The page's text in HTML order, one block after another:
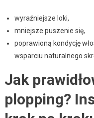
wyraźniejsze loki,
mniejsze puszenie się,
poprawioną kondycję
wsparciu naturalnego
Jak
plopping?